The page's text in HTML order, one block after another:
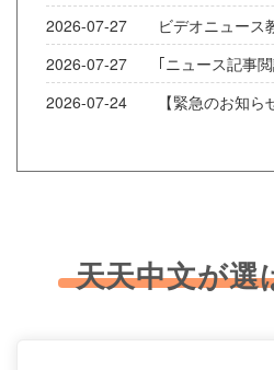
2026-07-27 ビデオニュース
天天中文が選